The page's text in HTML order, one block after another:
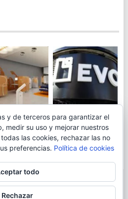
SUELO EN
CUENTA
0,01% TAE
EVO BANK
PERMITIRÁ
INGRESAR DINERO
DESDE LAS OFICINAS
BLOGAHORRO.
CONTACTA CON EL AUTOR
y de terceros para garantizar el
medir su uso y mejorar nuestros
las cookies, rechazar las no
preferencias. Política de cookies
todo
Rechazar